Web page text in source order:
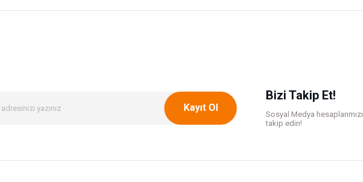
yetersiz gördüğünüz noktaları öneri formunu kullanarak tarafımıza iletebilirsiniz.
Kayıt Ol
Bizi Takip Et!
Sosyal Medya hesaplarımızı
takip edin!